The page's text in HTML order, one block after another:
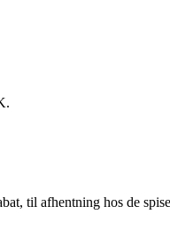
til afhentning hos de